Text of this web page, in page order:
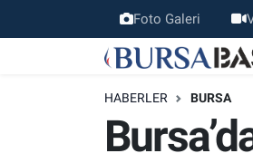
Foto Galeri
HABERLER BURSA
Bursa Haber
Bursa Nöbetçi Eczaneler
Bursa Hava Durumu